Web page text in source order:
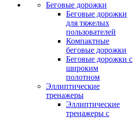
Беговые дорожки
Беговые дорожки
для тяжелых
пользователей
Компактные
беговые дорожки
Беговые дорожки с
широким
полотном
Эллиптические
тренажеры
Эллиптические
тренажеры с